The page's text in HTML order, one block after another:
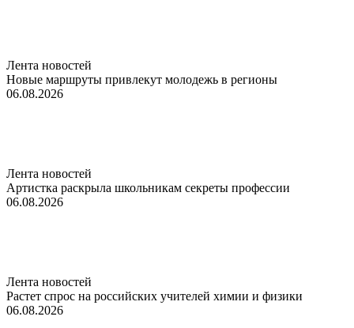
Лента новостей
Новые маршруты привлекут молодежь в регионы
06.08.2026
Лента новостей
Артистка раскрыла школьникам секреты профессии
06.08.2026
Лента новостей
Растет спрос на российских учителей химии и физики
06.08.2026